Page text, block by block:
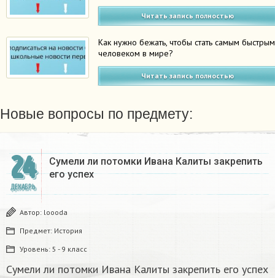
Читать запись полностью
Как нужно бежать, чтобы стать самым быстрым
человеком в мире?
Читать запись полностью
Новые вопросы по предмету:
24
ДЕКАБРЬ
Сумели ли потомки Ивана Калиты закрепить
его успех
Автор: loooda
Предмет: История
Уровень: 5 - 9 класс
Сумели ли потомки Ивана Калиты закрепить его успех